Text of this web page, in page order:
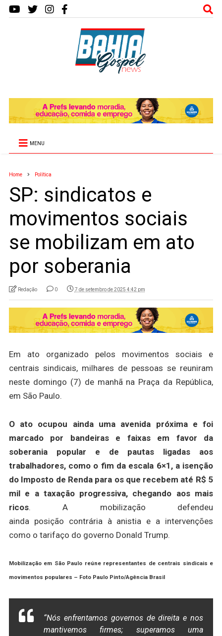
MENU
Home Política
SP: sindicatos e
movimentos sociais
se mobilizam em ato
por soberania
Redação 0 7 de setembro de 2025 4:42 pm
Em ato organizado pelos movimentos sociais e
centrais sindicais, milhares de pessoas se reuniram
neste domingo (7) de manhã na Praça da República,
em São Paulo.
O ato ocupou ainda uma avenida próxima e foi
marcado por bandeiras e faixas em favor da
soberania popular e de pautas ligadas aos
trabalhadores, como o fim da escala 6×1, a isenção
do Imposto de Renda para os que recebem até R$ 5
mil e a taxação progressiva, chegando aos mais
ricos. A mobilização defendeu
ainda posição contrária à anistia e a intervenções
como o tarifaço do governo Donald Trump.
Mobilização em São Paulo reúne representantes de centrais sindicais e
movimentos populares – Foto Paulo Pinto/Agência Brasil
“Nós enfrentamos governos de direita e nos
mantivemos firmes; superamos uma